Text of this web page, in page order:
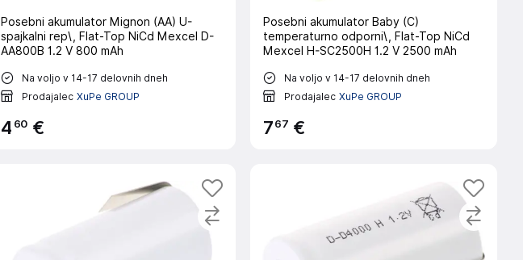
Posebni akumulator Mignon (AA) U-
spajkalni rep\, Flat-Top NiCd Mexcel D-
AA800B 1.2 V 800 mAh
Na voljo v 14-17 delovnih dneh
Prodajalec XuPe GROUP
4 60 €
Posebni akumulator Baby (C)
temperaturno odporni\, Flat-Top NiCd
Mexcel H-SC2500H 1.2 V 2500 mAh
Na voljo v 14-17 delovnih dneh
Prodajalec XuPe GROUP
767 €